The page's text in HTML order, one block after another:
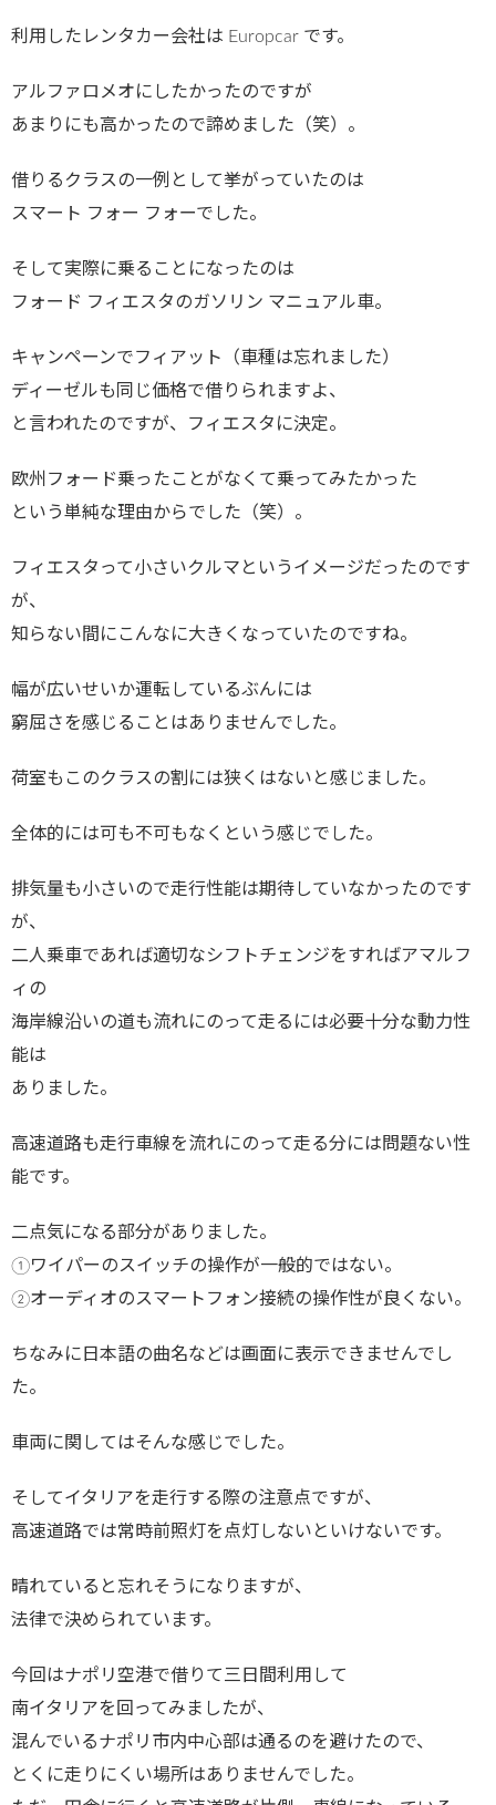
利用したレンタカー会社は Europcar です。
アルファロメオにしたかったのですが
あまりにも高かったので諦めました（笑）。
借りるクラスの一例として挙がっていたのは
スマート フォー フォーでした。
そして実際に乗ることになったのは
フォード フィエスタのガソリン マニュアル車。
キャンペーンでフィアット（車種は忘れました）
ディーゼルも同じ価格で借りられますよ、
と言われたのですが、フィエスタに決定。
欧州フォード乗ったことがなくて乗ってみたかった
という単純な理由からでした（笑）。
フィエスタって小さいクルマというイメージだったのです
が、
知らない間にこんなに大きくなっていたのですね。
幅が広いせいか運転しているぶんには
窮屈さを感じることはありませんでした。
荷室もこのクラスの割には狭くはないと感じました。
全体的には可も不可もなくという感じでした。
排気量も小さいので走行性能は期待していなかったのです
が、
二人乗車であれば適切なシフトチェンジをすればアマルフ
ィの
海岸線沿いの道も流れにのって走るには必要十分な動力性
能は
ありました。
高速道路も走行車線を流れにのって走る分には問題ない性
能です。
二点気になる部分がありました。
①ワイパーのスイッチの操作が一般的ではない。
②オーディオのスマートフォン接続の操作性が良くない。
ちなみに日本語の曲名などは画面に表示できませんでし
た。
車両に関してはそんな感じでした。
そしてイタリアを走行する際の注意点ですが、
高速道路では常時前照灯を点灯しないといけないです。
晴れていると忘れそうになりますが、
法律で決められています。
今回はナポリ空港で借りて三日間利用して
南イタリアを回ってみましたが、
混んでいるナポリ市内中心部は通るのを避けたので、
とくに走りにくい場所はありませんでした。